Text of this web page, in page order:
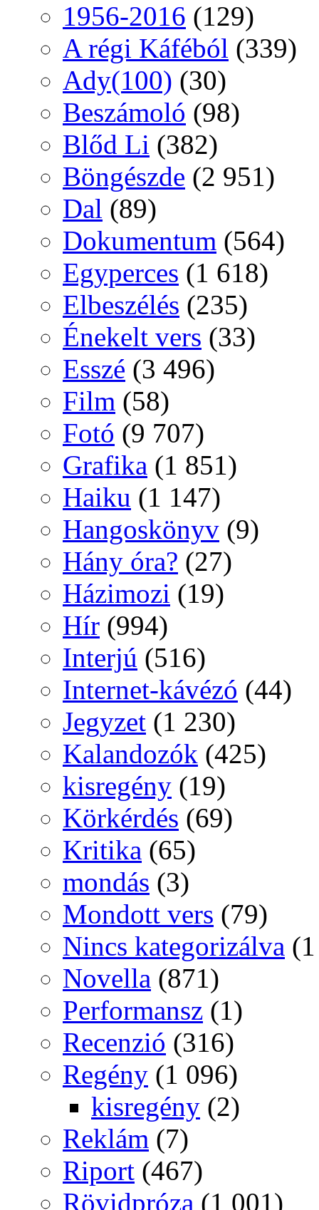
1956-2016 (129)
A régi Káféból (339)
Ady(100) (30)
Beszámoló (98)
Blőd Li (382)
Böngészde (2 951)
Dal (89)
Dokumentum (564)
Egyperces (1 618)
Elbeszélés (235)
Énekelt vers (33)
Esszé (3 496)
Film (58)
Fotó (9 707)
Grafika (1 851)
Haiku (1 147)
Hangoskönyv (9)
Hány óra? (27)
Házimozi (19)
Hír (994)
Interjú (516)
Internet-kávézó (44)
Jegyzet (1 230)
Kalandozók (425)
kisregény (19)
Körkérdés (69)
Kritika (65)
mondás (3)
Mondott vers (79)
Nincs kategorizálva
Novella (871)
Performansz (1)
Recenzió (316)
Regény (1 096)
kisregény (2)
Reklám (7)
Riport (467)
Rövidpróza (1 001)